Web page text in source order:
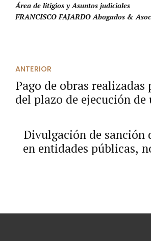
Área de litigios y Asuntos judiciales
FRANCISCO FAJARDO Abogados &
ANTERIOR
Pago de obras realizadas
del plazo de ejecución
Divulgación de
en entidades públicas,